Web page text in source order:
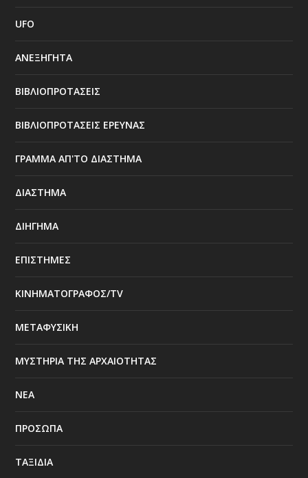
UFO
ΑΝΕΞΗΓΗΤΑ
ΒΙΒΛΙΟΠΡΟΤΑΣΕΙΣ
ΒΙΒΛΙΟΠΡΟΤΑΣΕΙΣ ΕΡΕΥΝΑΣ
ΓΡΑΜΜΑ ΑΠ'ΤΟ ΔΙΑΣΤΗΜΑ
ΔΙΑΣΤΗΜΑ
ΔΙΗΓΗΜΑ
ΕΠΙΣΤΗΜΕΣ
ΚΙΝΗΜΑΤΟΓΡΑΦΟΣ/TV
ΜΕΤΑΦΥΣΙΚΗ
ΜΥΣΤΗΡΙΑ ΤΗΣ ΑΡΧΑΙΟΤΗΤΑΣ
ΝΕΑ
ΠΡΟΣΩΠΑ
ΤΑΞΙΔΙΑ